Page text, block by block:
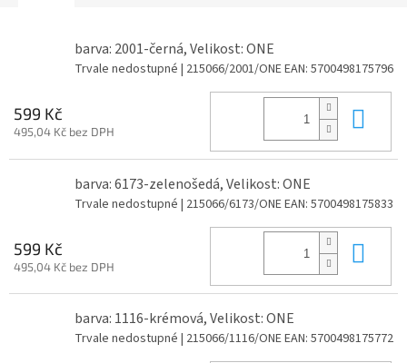
barva: 2001-černá, Velikost: ONE
Trvale nedostupné | 215066/2001/ONEEAN: 5700498175796
599 Kč
495,04 Kč bez DPH
barva: 6173-zelenošedá, Velikost: ONE
Trvale nedostupné | 215066/6173/ONEEAN: 5700498175833
599 Kč
495,04 Kč bez DPH
barva: 1116-krémová, Velikost: ONE
Trvale nedostupné | 215066/1116/ONEEAN: 5700498175772